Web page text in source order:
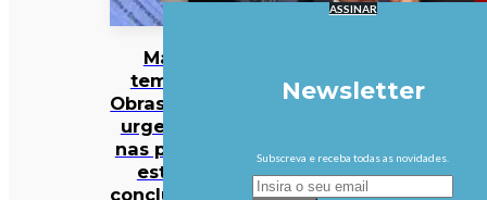
Mau
tempo:
Obras mais
urgentes
nas praias
estão
concluídas,
ASSINAR
Newsletter
Subscreva e receba todas as novidades.